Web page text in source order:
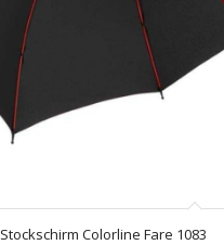
Stockschirm Colorline Fare 1083